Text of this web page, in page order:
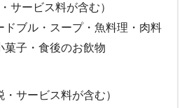
サービス料が含む）
ドブル・スープ・魚料理・肉料
菓子・食後のお飲物
サービス料が含む）